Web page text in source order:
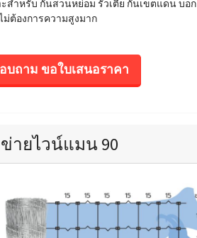
ะสำหรับ กั้นสวนหย่อม รั้วเตี้ย กั้นเขตแดน บอก
ม่ต้องการความสูงมาก
บถาม ขอใบเสนอราคา
ายไวน์แมน 90